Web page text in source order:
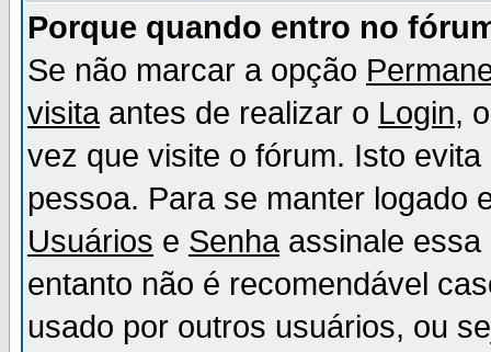
Porque quando entro no
Se não marcar a opção
visitaantes de realizar o Login,
vez que visite o fórum. Isto
pessoa. Para se manter
Usuários e Senhaassinale essa
entanto não é recomendável
usado por outros usuários, ou